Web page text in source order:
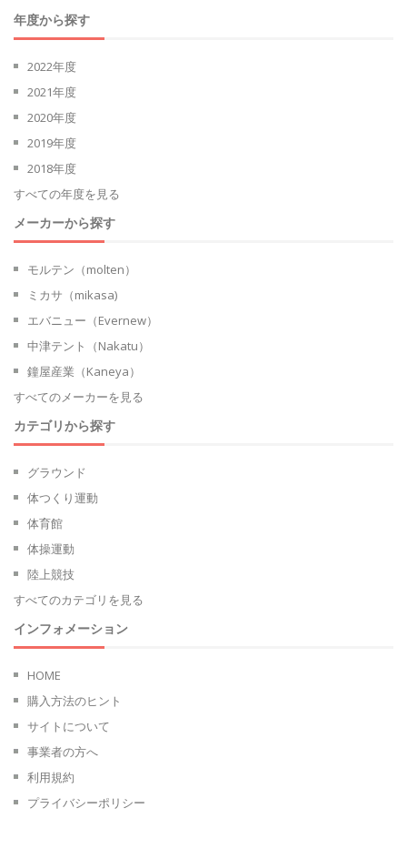
年度から探す
2022年度
2021年度
2020年度
2019年度
2018年度
すべての年度を見る
メーカーから探す
モルテン（molten）
ミカサ（mikasa)
エバニュー（Evernew）
中津テント（Nakatu）
鐘屋産業（Kaneya）
すべてのメーカーを見る
カテゴリから探す
グラウンド
体つくり運動
体育館
体操運動
陸上競技
すべてのカテゴリを見る
インフォメーション
HOME
購入方法のヒント
サイトについて
事業者の方へ
利用規約
プライバシーポリシー